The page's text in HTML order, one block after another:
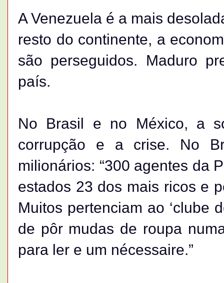
A Venezuela é a mais
resto do continente, a
são perseguidos. Maduro
país.
No Brasil e no México, a
corrupção e a crise. No
milionários: “300 agentes da
estados 23 dos mais ricos e
Muitos pertenciam ao ‘clube
de pôr mudas de roupa
para ler e um nécessaire.”